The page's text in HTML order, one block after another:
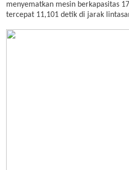
menyematkan mesin berkapasitas
tercepat 11,101 detik di jarak